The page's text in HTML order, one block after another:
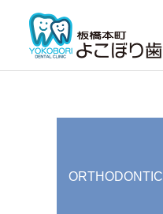
ORTHODONTIC